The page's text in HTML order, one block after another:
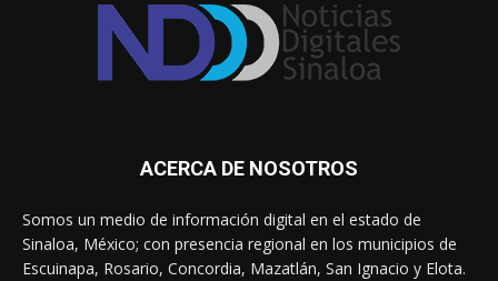
ACERCA DE NOSOTROS
Somos un medio de información digital en el estado de
Sinaloa, México; con presencia regional en los municipios de
Escuinapa, Rosario, Concordia, Mazatlán, San Ignacio y Elota.